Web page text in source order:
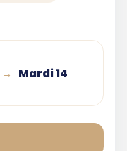
→
Mardi 14